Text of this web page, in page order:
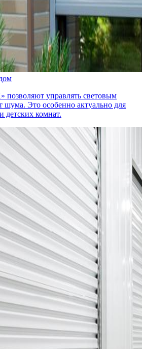
управлять световым
Это особенно актуально для
детских комнат.